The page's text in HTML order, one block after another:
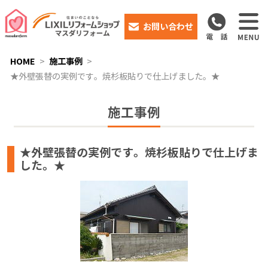
お問い合わせ
HOME
施工事例
★外壁張替の実例です。焼杉板貼りで仕上げました。★
施工事例
★外壁張替の実例です。焼杉板貼りで仕上げま
した。★